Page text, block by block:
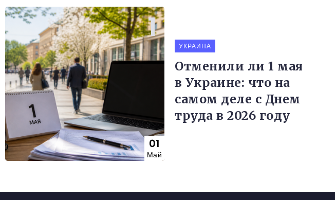
01
Май
УКРАИНА
Отменили ли 1 мая
в Украине: что на
самом деле с Днем
труда в 2026 году